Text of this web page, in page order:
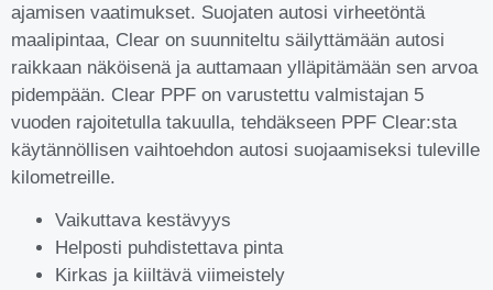
ajamisen vaatimukset. Suojaten autosi virheetöntä
maalipintaa, Clear on suunniteltu säilyttämään autosi
raikkaan näköisenä ja auttamaan ylläpitämään sen arvoa
pidempään. Clear PPF on varustettu valmistajan 5
vuoden rajoitetulla takuulla, tehdäkseen PPF Clear:sta
käytännöllisen vaihtoehdon autosi suojaamiseksi tuleville
kilometreille.
Vaikuttava kestävyys
Helposti puhdistettava pinta
Kirkas ja kiiltävä viimeistely